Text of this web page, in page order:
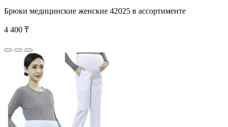
Брюки медицинские женские 42025 в ассортименте
4 400 ₸